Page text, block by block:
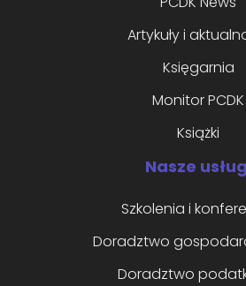
Artykuły i
Księgarnia
Monitor PCDK
Książki
Nasze
Szkolenia i
Doradztwo
Doradztwo